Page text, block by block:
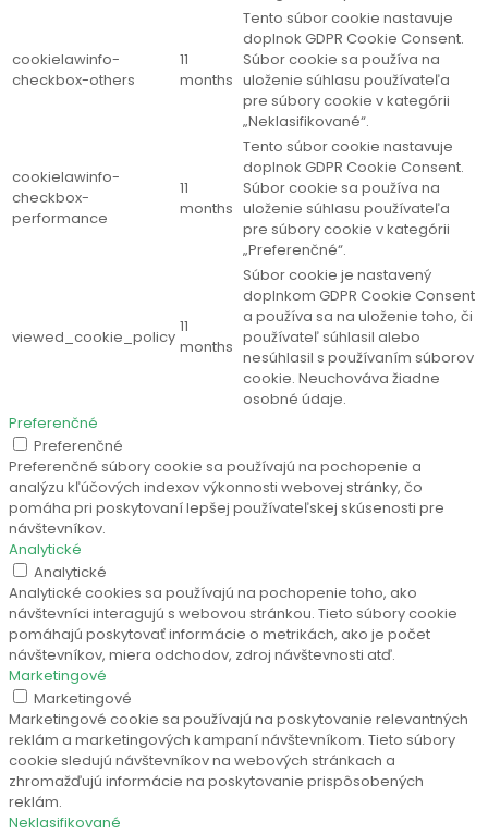
cookielawinfo-
checkbox-others
11
months
Tento súbor cookie nastavuje
doplnok GDPR Cookie Consent.
Súbor cookie sa používa na
uloženie súhlasu používateľa
pre súbory cookie v kategórii
„Neklasifikované“.
cookielawinfo-
checkbox-
performance
11
months
Tento súbor cookie nastavuje
doplnok GDPR Cookie Consent.
Súbor cookie sa používa na
uloženie súhlasu používateľa
pre súbory cookie v kategórii
„Preferenčné“.
viewed_cookie_policy
11
months
Súbor cookie je nastavený
doplnkom GDPR Cookie Consent
a používa sa na uloženie toho, či
používateľ súhlasil alebo
nesúhlasil s používaním súborov
cookie. Neuchováva žiadne
osobné údaje.
Preferenčné
Preferenčné
Preferenčné súbory cookie sa používajú na pochopenie a
analýzu kľúčových indexov výkonnosti webovej stránky, čo
pomáha pri poskytovaní lepšej používateľskej skúsenosti pre
návštevníkov.
Analytické
Analytické
Analytické cookies sa používajú na pochopenie toho, ako
návštevníci interagujú s webovou stránkou. Tieto súbory cookie
pomáhajú poskytovať informácie o metrikách, ako je počet
návštevníkov, miera odchodov, zdroj návštevnosti atď.
Marketingové
Marketingové
Marketingové cookie sa používajú na poskytovanie relevantných
reklám a marketingových kampaní návštevníkom. Tieto súbory
cookie sledujú návštevníkov na webových stránkach a
zhromažďujú informácie na poskytovanie prispôsobených
reklám.
Neklasifikované